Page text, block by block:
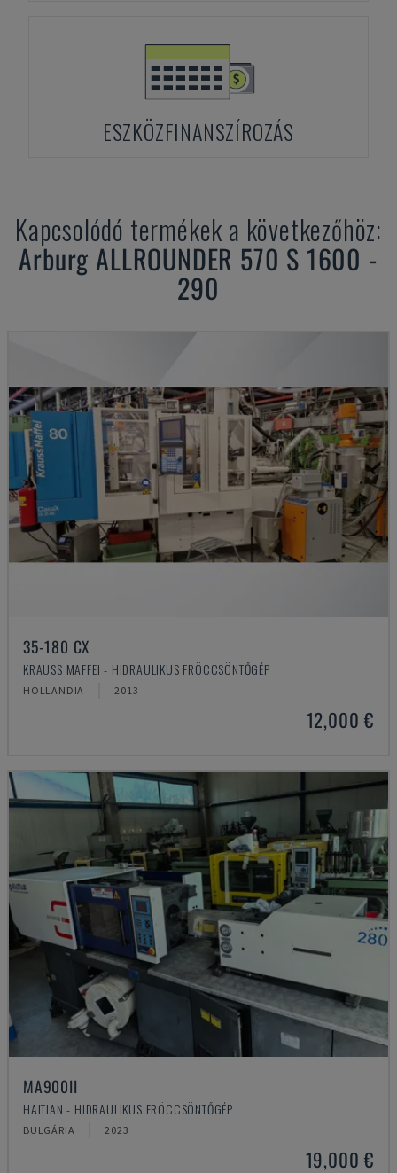
ESZKÖZFINANSZÍROZÁS
Kapcsolódó termékek a következőhöz:
Arburg ALLROUNDER 570 S 1600 -
290
35-180 CX
KRAUSS MAFFEI - HIDRAULIKUS FRÖCCSÖNTŐGÉP
HOLLANDIA 2013
12,000 €
MA900ІІ
HAITIAN - HIDRAULIKUS FRÖCCSÖNTŐGÉP
BULGÁRIA 2023
19,000 €